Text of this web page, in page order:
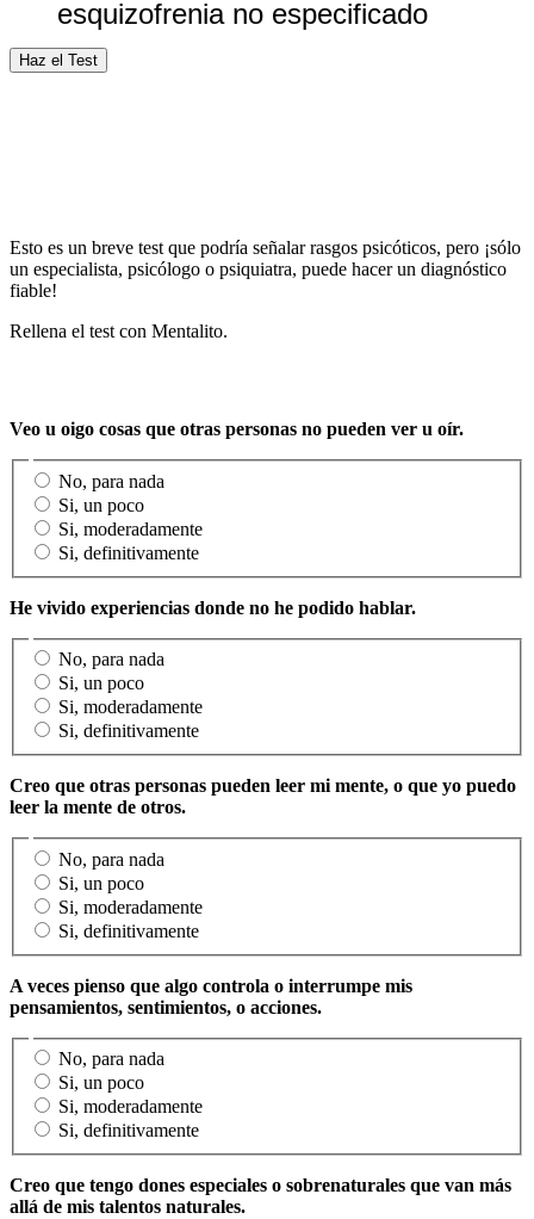
esquizofrenia no especificado
Haz el Test
Esto es un breve test que podría señalar rasgos psicóticos, pero ¡sólo
un especialista, psicólogo o psiquiatra, puede hacer un diagnóstico
fiable!
Rellena el test con Mentalito.
Veo u oigo cosas que otras personas no pueden ver u oír.
No, para nada
Si, un poco
Si, moderadamente
Si, definitivamente
He vivido experiencias donde no he podido hablar.
No, para nada
Si, un poco
Si, moderadamente
Si, definitivamente
Creo que otras personas pueden leer mi mente, o que yo puedo
leer la mente de otros.
No, para nada
Si, un poco
Si, moderadamente
Si, definitivamente
A veces pienso que algo controla o interrumpe mis
pensamientos, sentimientos, o acciones.
No, para nada
Si, un poco
Si, moderadamente
Si, definitivamente
Creo que tengo dones especiales o sobrenaturales que van más
allá de mis talentos naturales.